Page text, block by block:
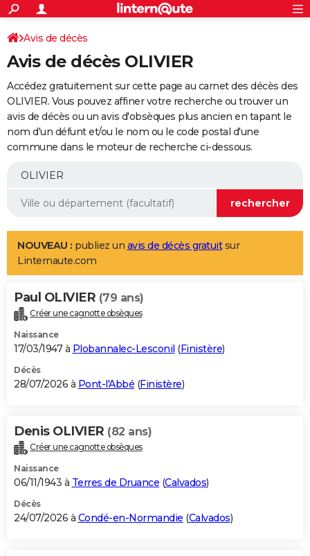
ACTUALITÉS
Politique
Société
Faits Divers
Education
Monde
Villes
+
SPORT
Coupe du monde 2026
Football
Tennis
Cyclisme
Rugby
Forum
Programme TV
TNT
Streaming
Cinéma
Sorties cinéma
Musique
+
FINANCE
Retraite
Epargne
Immobilier
Risques naturels par ville
Banque
Assurance
AUTO
Essais
Réserver un essai
Citadines
Berlines
SUV
Forum auto
+
Mobiles
Meilleur smartphone
Internet
Ordinateurs
Jeux vidéo
Guide high-tech
Aménagement intérieur
LIFESTYLE
Art de vivre
Bien-être
Loisirs
Mode
Modes de vie
Alimentation
Guide de la santé
Maladies
Médicaments
Sommeil
VOYAGE
Destinations
City break
Voyage nature
Voyage de noces
Forum
Climat
+PHOTO
GUIDES D'ACHAT
BONS PLANS
Carte de Noël
Carte Bonne année
Carte Saint-Valentin
Carte Pâques
Carte d'anniversaire
DICTIONNAIRE
Dictionnaire
Biographies
Citations
Expressions
Proverbes
PROGRAMME TV
S'inscrire
Se connecter
Lycées
Collèges
Primaires
Universités
Entreprises
Service militaire
Avis de recherche
AVIS DE DÉCÈS
Avis de décès
Avis de décès OLIVIER
Accédez gratuitement sur cette page au carnet des décès des
OLIVIER. Vous pouvez affiner votre recherche ou trouver un
avis de décès ou un avis d'obsèques plus ancien en tapant le
nom d'un défunt et/ou le nom ou le code postal d'une
commune dans le moteur de recherche ci-dessous.
NOUVEAU : publiez un avis de décès gratuitsur
Linternaute.com
Paul OLIVIER (79 ans)
Créer une cagnotte obsèques
Naissance
17/03/1947 à Plobannalec-Lesconil (Finistère)
Décès
28/07/2026 à Pont-l'Abbé (Finistère)
Denis OLIVIER (82 ans)
Créer une cagnotte obsèques
Naissance
06/11/1943 à Terres de Druance (Calvados)
Décès
24/07/2026 à Condé-en-Normandie (Calvados)